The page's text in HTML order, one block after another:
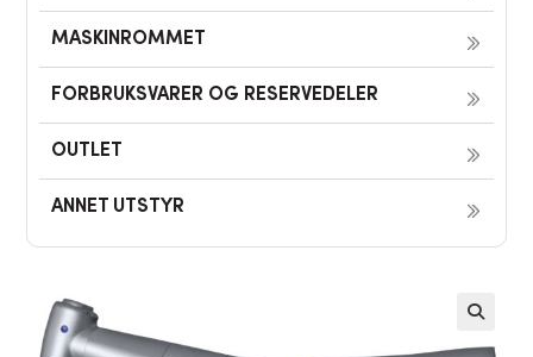
MASKINROMMET
FORBRUKSVARER OG RESERVEDELER
OUTLET
ANNET UTSTYR
🔍